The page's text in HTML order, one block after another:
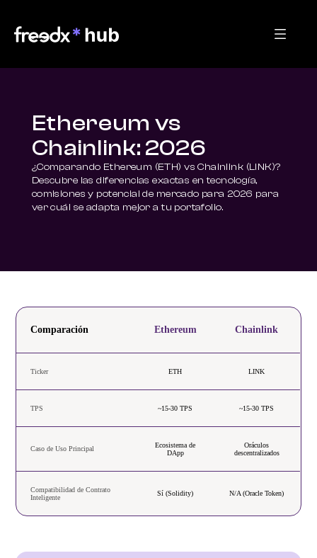
Ethereum vs
Chainlink: 2026
¿Comparando Ethereum (ETH) vs Chainlink (LINK)?
Descubre las diferencias exactas en tecnología,
comisiones y potencial de mercado para 2026 para
ver cuál se adapta mejor a tu portafolio.
Comparación Ethereum Chainlink
Ticker ETH LINK
TPS ~15-30 TPS ~15-30 TPS
Caso de Uso Principal
Ecosistema de
DApp
Oráculos
descentralizados
Compatibilidad de Contrato
Inteligente
Sí (Solidity) N/A (Oracle Token)